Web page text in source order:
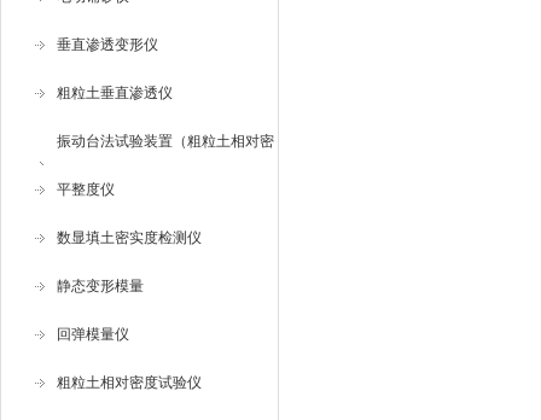
垂直渗透变形仪
粗粒土垂直渗透仪
振动台法试验装置（粗粒土相对密
度试验仪 ）
平整度仪
数显填土密实度检测仪
静态变形模量
回弹模量仪
粗粒土相对密度试验仪